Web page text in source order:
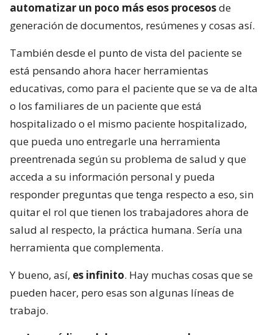
automatizar un poco más esos procesosde
generación de documentos, resúmenes y cosas así.
También desde el punto de vista del paciente se
está pensando ahora hacer herramientas
educativas, como para el paciente que se va de alta
o los familiares de un paciente que está
hospitalizado o el mismo paciente hospitalizado,
que pueda uno entregarle una herramienta
preentrenada según su problema de salud y que
acceda a su información personal y pueda
responder preguntas que tenga respecto a eso, sin
quitar el rol que tienen los trabajadores ahora de
salud al respecto, la práctica humana. Sería una
herramienta que complementa.
Y bueno, así, es infinito. Hay muchas cosas que se
pueden hacer, pero esas son algunas líneas de
trabajo.